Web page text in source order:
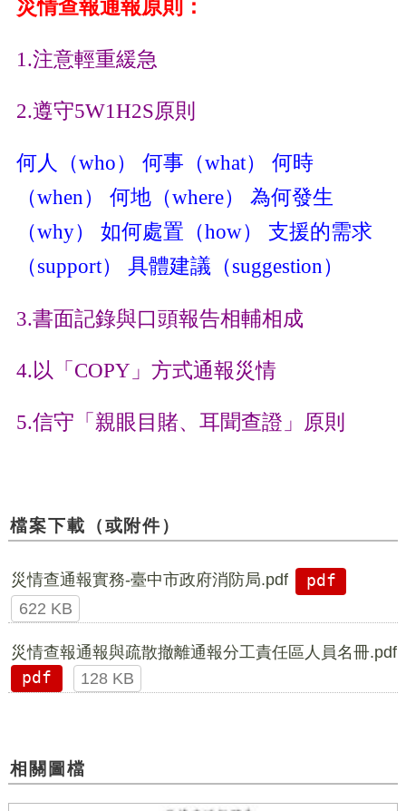
災情查報通報原則：
1.注意輕重緩急
2.遵守5W1H2S原則
何人（who） 何事（what） 何時
（when） 何地（where） 為何發生
（why） 如何處置（how） 支援的需求
（support） 具體建議（suggestion）
3.書面記錄與口頭報告相輔相成
4.以「COPY」方式通報災情
5.信守「親眼目賭、耳聞查證」原則
檔案下載（或附件）
災情查通報實務-臺中市政府消防局.pdf
pdf
622 KB
災情查報通報與疏散撤離通報分工責任區人員名冊.pdf
pdf
128 KB
相關圖檔